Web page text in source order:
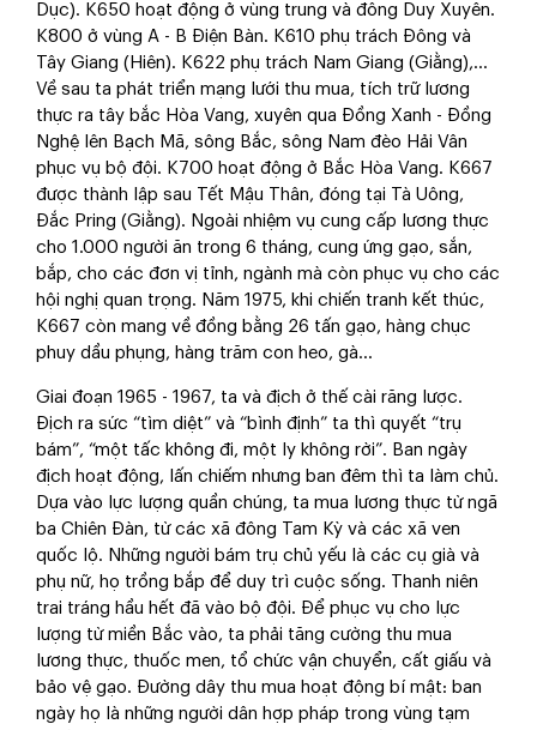
Dục). K650 hoạt động ở vùng trung và đông Duy Xuyên.
K800 ở vùng A - B Điện Bàn. K610 phụ trách Đông và
Tây Giang (Hiên). K622 phụ trách Nam Giang (Giằng),...
Về sau ta phát triển mạng lưới thu mua, tích trữ lương
thực ra tây bắc Hòa Vang, xuyên qua Đồng Xanh - Đồng
Nghệ lên Bạch Mã, sông Bắc, sông Nam đèo Hải Vân
phục vụ bộ đội. K700 hoạt động ở Bắc Hòa Vang. K667
được thành lập sau Tết Mậu Thân, đóng tại Tà Uông,
Đắc Pring (Giằng). Ngoài nhiệm vụ cung cấp lương thực
cho 1.000 người ăn trong 6 tháng, cung ứng gạo, sắn,
bắp, cho các đơn vị tỉnh, ngành mà còn phục vụ cho các
hội nghị quan trọng. Năm 1975, khi chiến tranh kết thúc,
K667 còn mang về đồng bằng 26 tấn gạo, hàng chục
phuy dầu phụng, hàng trăm con heo, gà...
Giai đoạn 1965 - 1967, ta và địch ở thế cài răng lược.
Địch ra sức “tìm diệt” và “bình định” ta thì quyết “trụ
bám”, “một tấc không đi, một ly không rời”. Ban ngày
địch hoạt động, lấn chiếm nhưng ban đêm thì ta làm chủ.
Dựa vào lực lượng quần chúng, ta mua lương thực từ ngã
ba Chiên Đàn, từ các xã đông Tam Kỳ và các xã ven
quốc lộ. Những người bám trụ chủ yếu là các cụ già và
phụ nữ, họ trồng bắp để duy trì cuộc sống. Thanh niên
trai tráng hầu hết đã vào bộ đội. Để phục vụ cho lực
lượng từ miền Bắc vào, ta phải tăng cường thu mua
lương thực, thuốc men, tổ chức vận chuyển, cất giấu và
bảo vệ gạo. Đường dây thu mua hoạt động bí mật: ban
ngày họ là những người dân hợp pháp trong vùng tạm